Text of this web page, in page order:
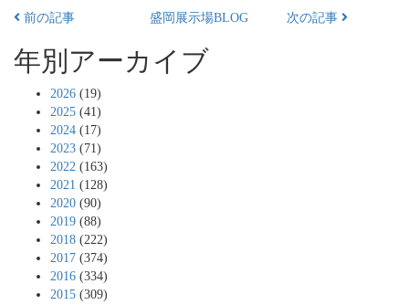
前の記事 盛岡展示場BLOG 次の記事
年別アーカイブ
2026 (19)
2025 (41)
2024 (17)
2023 (71)
2022 (163)
2021 (128)
2020 (90)
2019 (88)
2018 (222)
2017 (374)
2016 (334)
2015 (309)